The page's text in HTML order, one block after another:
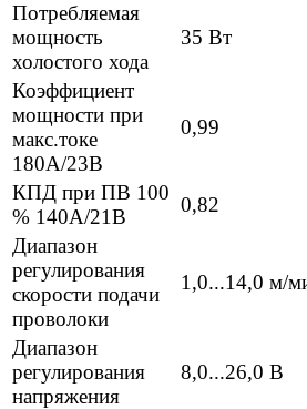
Потребляемая
мощность
холостого хода
35 Вт
Коэффициент
мощности при
макс.токе
180А/23В
0,99
КПД при ПВ 100
% 140А/21В
0,82
Диапазон
регулирования
скорости подачи
проволоки
1,0...14,0 м/
Диапазон
регулирования
напряжения
8,0...26,0 В